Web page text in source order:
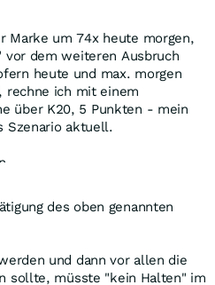
Marke um 74x heute morgen,
dem weiteren Ausbruch
heute und max. morgen
rechne ich mit einem
über K20, 5 Punkten - mein
Szenario aktuell.
des oben genannten
und dann vor allen die
sollte, müsste "kein Halten" im